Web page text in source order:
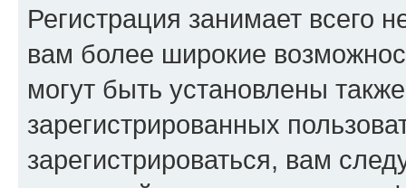
Регистрация занимает всего
вам более широкие
могут быть установлены
зарегистрированных
зарегистрироваться, вам